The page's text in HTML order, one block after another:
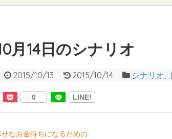
月14日のシナリオ
2015/10/13 2015/10/14 シナリオ,
0 LINE!
なお金持ちになるための-